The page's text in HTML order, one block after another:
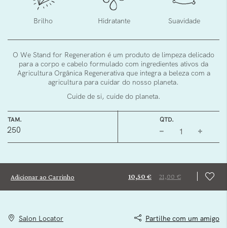
Brilho Hidratante Suavidade
O We Stand for Regeneration é um produto de limpeza delicado
para a corpo e cabelo formulado com ingredientes ativos da
Agricultura Orgânica Regenerativa que integra a beleza com a
agricultura para cuidar do nosso planeta.
Cuide de si, cuide do planeta.
Adicionar ao Carrinho 10,50 € 21,00 €
TAM. QTD.
250
Salon Locator Partilhe com um amigo